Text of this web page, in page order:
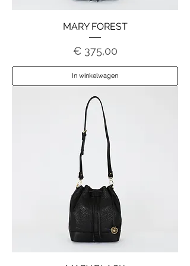
MARY FOREST
Prijs
€ 375,00
In winkelwagen